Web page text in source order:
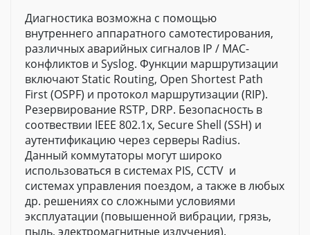
Диагностика возможна с помощью
внутреннего аппаратного самотестирования,
различных аварийных сигналов IP / MAC-
конфликтов и Syslog. Функции маршрутизации
включают Static Routing, Open Shortest Path
First (OSPF) и протокол маршрутизации (RIP).
Резервирование RSTP, DRP. Безопасность в
соотвествии IEEE 802.1x, Secure Shell (SSH) и
аутентификацию через серверы Radius.
Данный коммутаторы могут широко
использоваться в системах PIS, CCTV и
системах управления поездом, а также в любых
др. решениях со сложными условиями
эксплуатации (повышенной вибрации, грязь,
пыль, электромагнитные излучения).